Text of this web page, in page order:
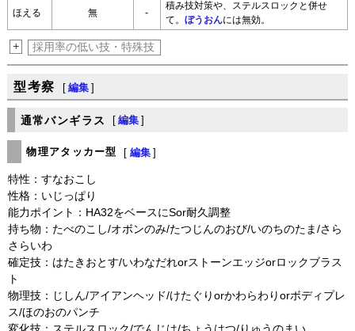
ほえる 無 -
積み技対策や、ステルスロックと併せ
て。 ぼうおんには無効。
+ 採用率の低い技・特殊技
型考察 [ 編集 ]
通常バンギラス [ 編集 ]
物理アタッカー型 [ 編集 ]
特性：すなおこし
性格：いじっぱり
能力ポイント：HA32をベースにSor耐久調整
持ち物：たべのこし/オボンのみ/たつじんのおび/いのちのたま/さら
さらいわ
確定技：はたきおとす/いわなだれorストーンエッジorロックブラス
ト
物理技：じしん/アイアンヘッド/けたぐりorかわらわりorボディプレ
ス/ほのおのパンチ